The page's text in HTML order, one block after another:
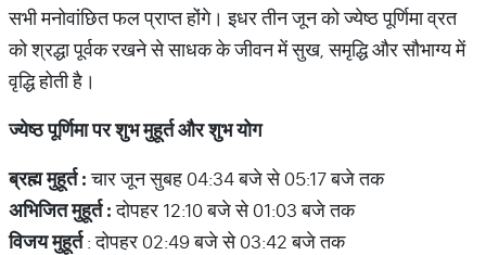
सभी मनोवांछित फल प्राप्त होंगे। इधर तीन जून को ज्येष्ठ पूर्णिमा व्रत
को श्रद्धा पूर्वक रखने से साधक के जीवन में सुख, समृद्धि और सौभाग्य में
वृद्धि होती है।
ज्येष्ठ पूर्णिमा पर शुभ मुहूर्त और शुभ योग
ब्रह्म मुहूर्त :चार जून सुबह 04:34 बजे से 05:17 बजे तक
अभिजित मुहूर्त :दोपहर 12:10 बजे से 01:03 बजे तक
विजय मुहूर्त: दोपहर 02:49 बजे से 03:42 बजे तक